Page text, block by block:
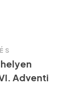
Adventi